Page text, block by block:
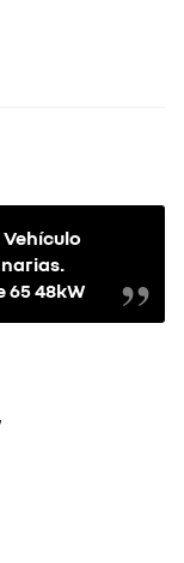
Vehículo
65 48kW